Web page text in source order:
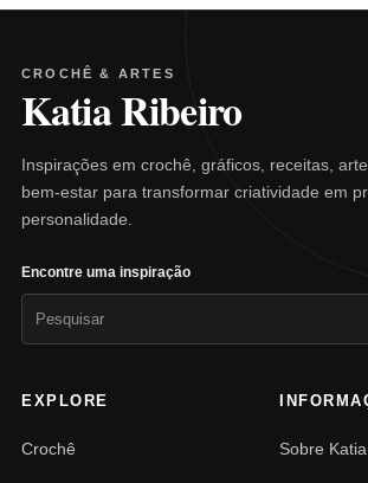
CROCHÊ & ARTES
Katia Ribeiro
Inspirações em crochê, gráficos, receitas,
bem-estar para transformar criatividade em
personalidade.
Encontre uma inspiração
EXPLORE
Crochê Sobre